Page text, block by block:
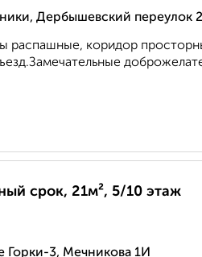
Дербышевский переулок
распашные, коридор
срок, 21м², 5/10 этаж
Горки-3, Мечникова 1И